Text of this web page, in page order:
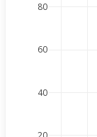
40
60
80